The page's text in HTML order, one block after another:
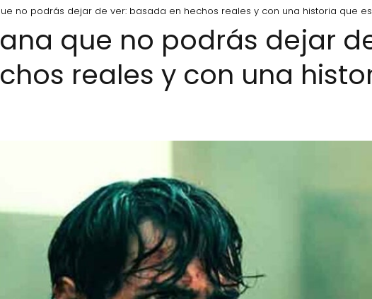
no podrás dejar de ver: basada en hechos reales y con una historia que
que no podrás dejar
reales y con una